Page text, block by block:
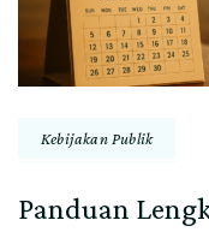
Kebijakan Publik
Panduan